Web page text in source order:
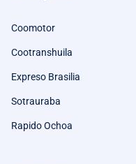
Coomotor
Cootranshuila
Expreso Brasilia
Sotrauraba
Rapido Ochoa